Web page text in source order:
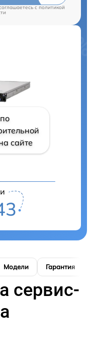
c политикой
сайте
Модели Гарантия
сервис-